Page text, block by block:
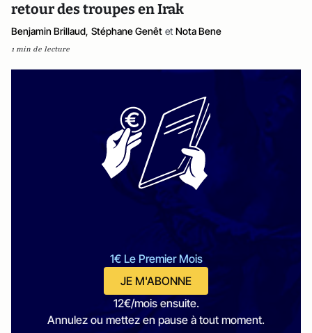
retour des troupes en Irak
Benjamin Brillaud, Stéphane Genêt et Nota Bene
1 min de lecture
1€ Le Premier Mois
JE M'ABONNE
12€/mois ensuite.
Annulez ou mettez en pause à tout moment.